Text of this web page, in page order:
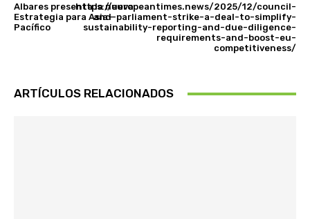
Albares presenta la nueva
Estrategia para Asia-
Pacífico
https://europeantimes.news/2025/12/council-
and-parliament-strike-a-deal-to-simplify-
sustainability-reporting-and-due-diligence-
requirements-and-boost-eu-
competitiveness/
ARTÍCULOS RELACIONADOS